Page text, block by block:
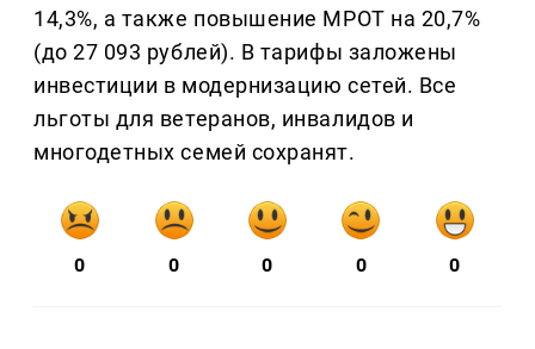
14,3%, а также повышение МРОТ на 20,7%
(до 27 093 рублей). В тарифы заложены
инвестиции в модернизацию сетей. Все
льготы для ветеранов, инвалидов и
многодетных семей сохранят.
0 0 0 0 0